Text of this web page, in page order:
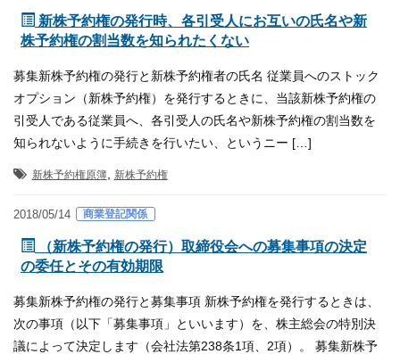
新株予約権の発行時、各引受人にお互いの氏名や新
株予約権の割当数を知られたくない
募集新株予約権の発行と新株予約権者の氏名 従業員へのストック
オプション（新株予約権）を発行するときに、当該新株予約権の
引受人である従業員へ、各引受人の氏名や新株予約権の割当数を
知られないように手続きを行いたい、というニー […]
新株予約権原簿, 新株予約権
2018/05/14 商業登記関係
（新株予約権の発行）取締役会への募集事項の決定
の委任とその有効期限
募集新株予約権の発行と募集事項 新株予約権を発行するときは、
次の事項（以下「募集事項」といいます）を、株主総会の特別決
議によって決定します（会社法第238条1項、2項）。 募集新株予